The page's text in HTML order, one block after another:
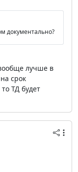
документально?
лучше в
срок
ТД будет